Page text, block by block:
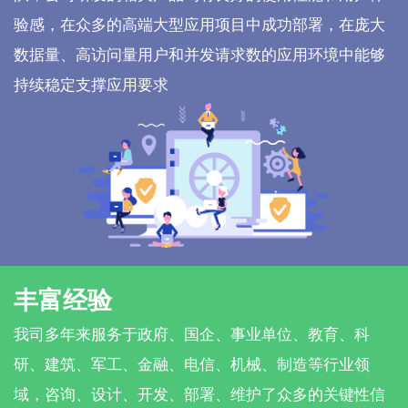
验感，在众多的高端大型应用项目中成功部署，在庞大
数据量、高访问量用户和并发请求数的应用环境中能够
持续稳定支撑应用要求
丰富经验
我司多年来服务于政府、国企、事业单位、教育、科
研、建筑、军工、金融、电信、机械、制造等行业领
域，咨询、设计、开发、部署、维护了众多的关键性信